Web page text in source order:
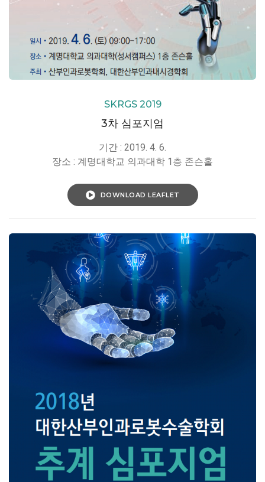
SKRGS 2019
3차 심포지엄
기간 : 2019. 4. 6.
장소 : 계명대학교 의과대학 1층 존슨홀
DOWNLOAD LEAFLET